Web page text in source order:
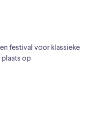
festival voor klassieke
plaats op